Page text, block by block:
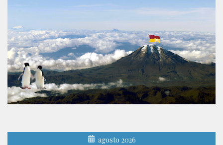
agosto 2026